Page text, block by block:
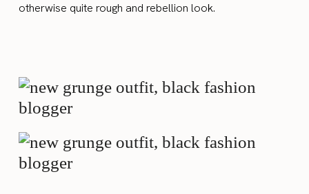
otherwise quite rough and rebellion look.